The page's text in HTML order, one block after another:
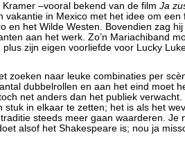
Kramer –vooral bekend van de film Ja
vakantie in Mexico met het idee om een
en het Wilde Westen. Bovendien zag
aan het werk. Zo’n Mariachiband
zijn eigen voorliefde voor Lucky
zoeken naar leuke combinaties per
dubbelrollen en aan het eind moet
net anders dan het publiek
stuk in elkaar te zetten; het is als het
steeds meer gaan waarderen. Je
alsof het Shakespeare is; nou ja